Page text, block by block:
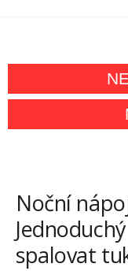
Noční
spalovat